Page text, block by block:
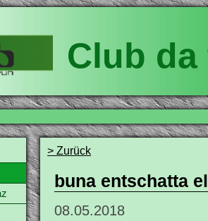
Club
> Zurück
buna entschatta
08.05.2018